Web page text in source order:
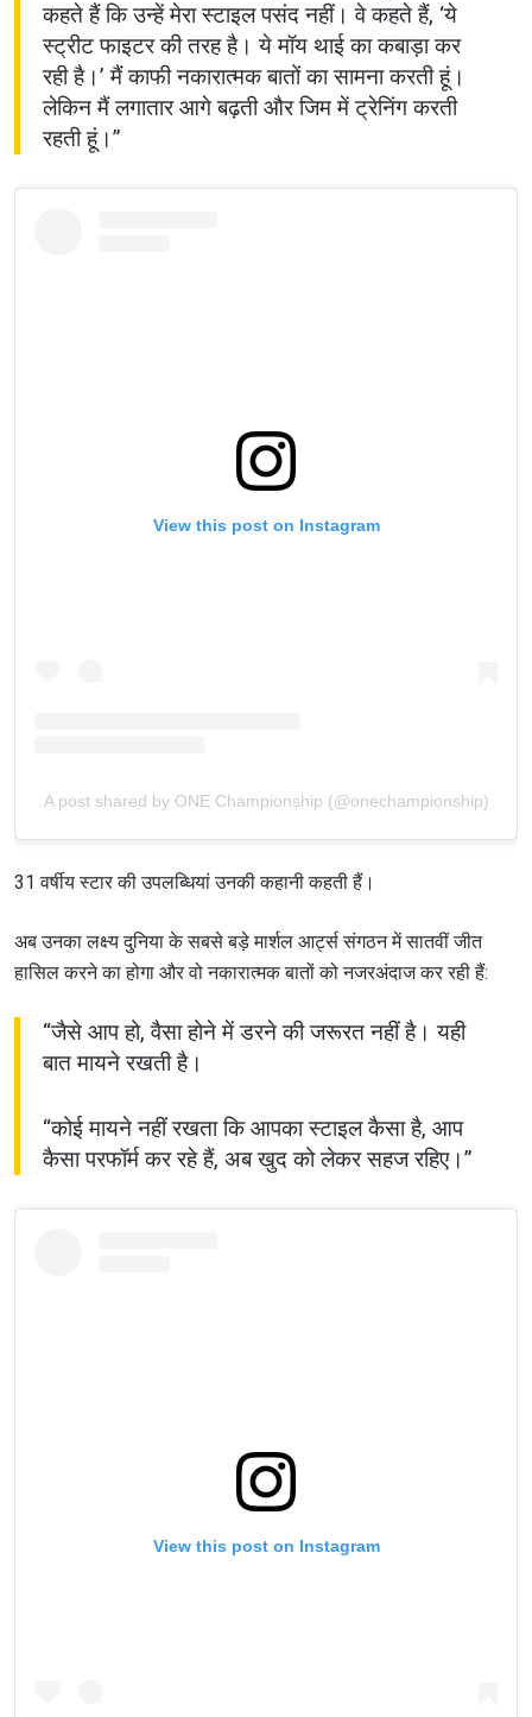
कहते हैं कि उन्हें मेरा स्टाइल पसंद नहीं। वे कहते हैं, ‘ये
स्ट्रीट फाइटर की तरह है। ये मॉय थाई का कबाड़ा कर
रही है।’ मैं काफी नकारात्मक बातों का सामना करती हूं।
लेकिन मैं लगातार आगे बढ़ती और जिम में ट्रेनिंग करती
रहती हूं।”
View this post on Instagram
A post shared by ONE Championship (@onechampionship)
31 वर्षीय स्टार की उपलब्धियां उनकी कहानी कहती हैं।
अब उनका लक्ष्य दुनिया के सबसे बड़े मार्शल आर्ट्स संगठन में सातवीं जीत
हासिल करने का होगा और वो नकारात्मक बातों को नजरअंदाज कर रही हैं:
“जैसे आप हो, वैसा होने में डरने की जरूरत नहीं है। यही
बात मायने रखती है।
“कोई मायने नहीं रखता कि आपका स्टाइल कैसा है, आप
कैसा परफॉर्म कर रहे हैं, अब खुद को लेकर सहज रहिए।”
View this post on Instagram